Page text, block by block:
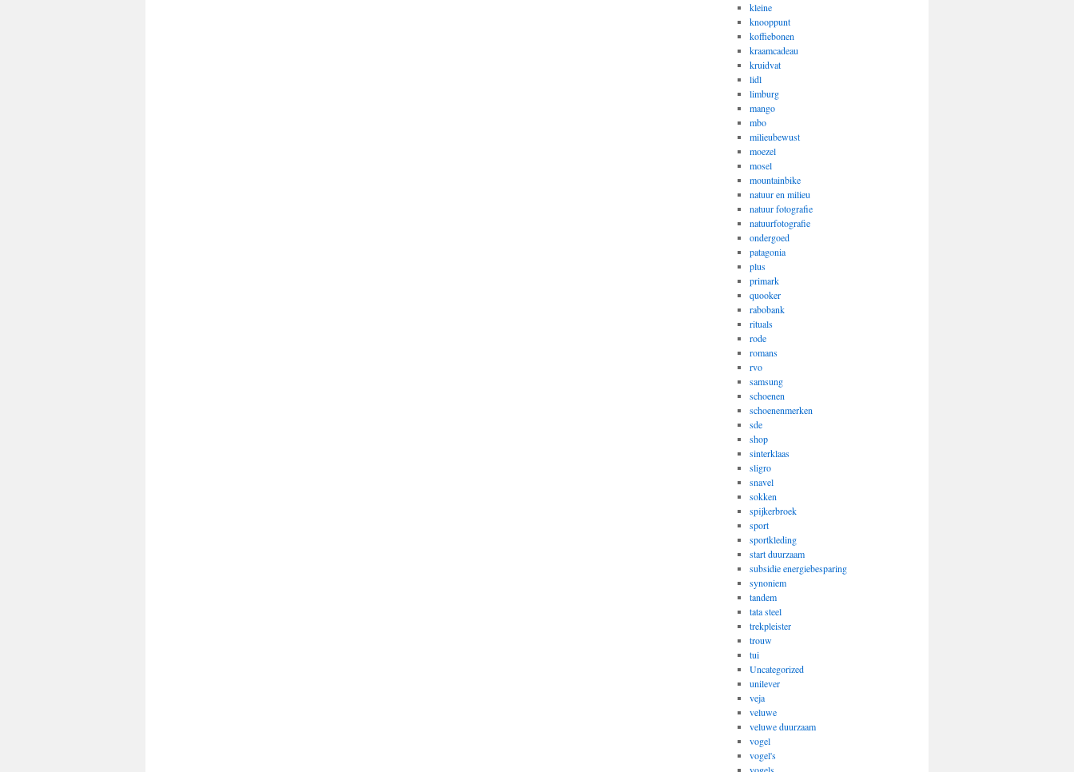
kleine
knooppunt
koffiebonen
kraamcadeau
kruidvat
lidl
limburg
mango
mbo
milieubewust
moezel
mosel
mountainbike
natuur en milieu
natuur fotografie
natuurfotografie
ondergoed
patagonia
plus
primark
quooker
rabobank
rituals
rode
romans
rvo
samsung
schoenen
schoenenmerken
sde
shop
sinterklaas
sligro
snavel
sokken
spijkerbroek
sport
sportkleding
start duurzaam
subsidie energiebesparing
synoniem
tandem
tata steel
trekpleister
trouw
tui
Uncategorized
unilever
veja
veluwe
veluwe duurzaam
vogel
vogel's